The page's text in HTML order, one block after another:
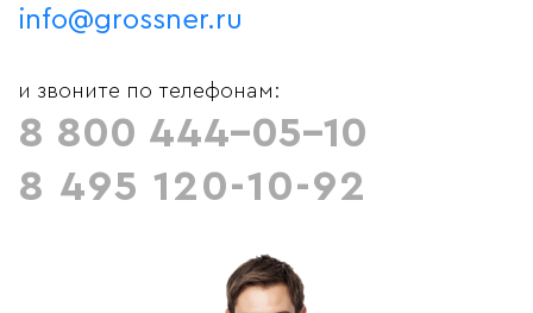
info@grossner.ru
и звоните по телефонам:
8 800 444-05-10
8 495 120-10-92